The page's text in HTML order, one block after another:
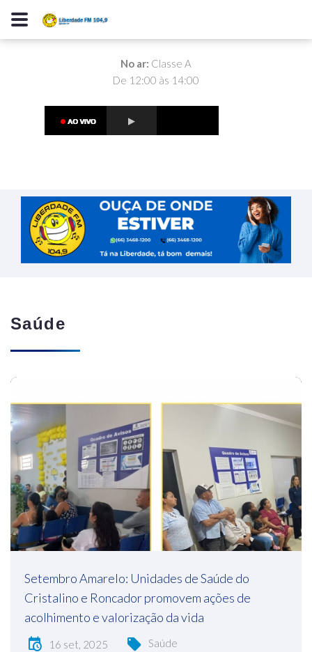
No ar: Classe A
De 12:00 às 14:00
Saúde
Setembro Amarelo: Unidades de Saúde do
Cristalino e Roncador promovem ações de
acolhimento e valorização da vida
16 set, 2025 Saúde